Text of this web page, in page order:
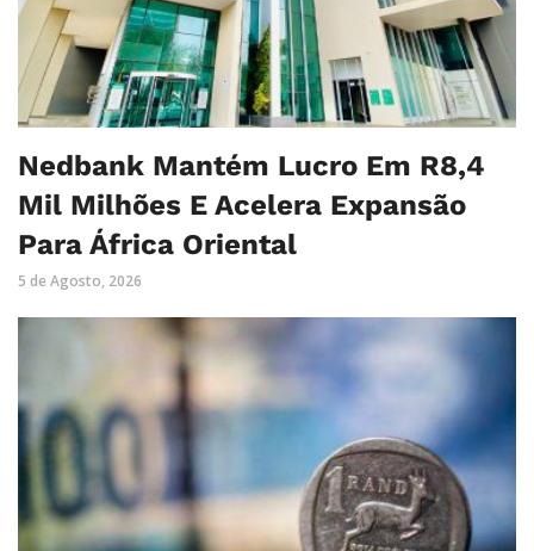
Nedbank Mantém Lucro Em R8,4
Mil Milhões E Acelera Expansão
Para África Oriental
5 de Agosto, 2026